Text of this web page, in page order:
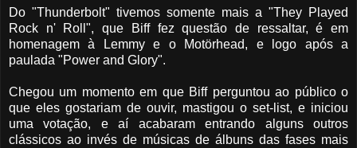
Do "Thunderbolt" tivemos somente mais a "They Played
Rock n' Roll", que Biff fez questão de ressaltar, é em
homenagem à Lemmy e o Motörhead, e logo após a
paulada "Power and Glory".
Chegou um momento em que Biff perguntou ao público o
que eles gostariam de ouvir, mastigou o set-list, e iniciou
uma votação, e aí acabaram entrando alguns outros
clássicos ao invés de músicas de álbuns das fases mais